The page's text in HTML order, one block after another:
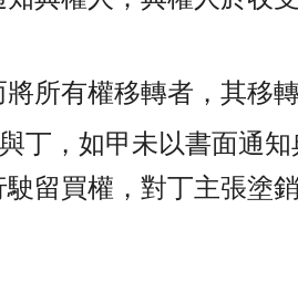
所有權移轉者，其移
丁，如甲未以書面通
留買權，對丁主張塗